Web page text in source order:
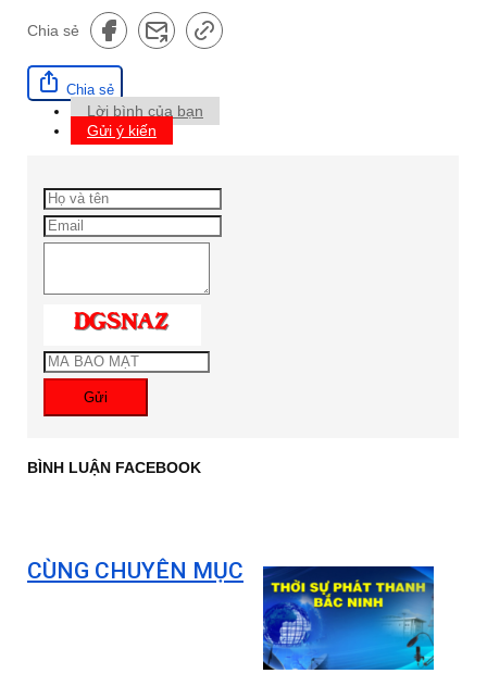
Chia sẻ
Chia sẻ
Lời bình của bạn
Gửi ý kiến
Gửi
BÌNH LUẬN FACEBOOK
CÙNG CHUYÊN MỤC